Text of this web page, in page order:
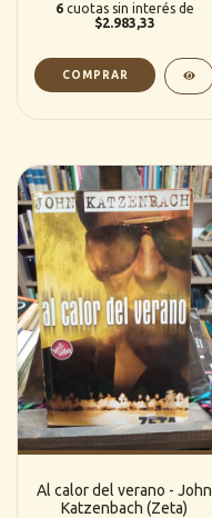
6 cuotas sin interés de
$2.983,33
Al calor del verano - John
Katzenbach (Zeta)